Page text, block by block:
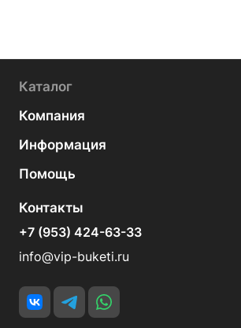
Каталог
Компания
Информация
Помощь
Контакты
+7 (953) 424-63-33
info@vip-buketi.ru